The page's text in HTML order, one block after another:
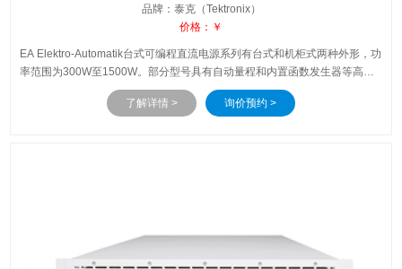
品牌：泰克（Tektronix）
价格：￥
EA Elektro-Automatik台式可编程直流电源系列有台式和机柜式两种外形，功
率范围为300W至1500W。部分型号具有自动量程和内置函数发生器等高级
功能。自动量程功能可在电压较低时自动调整为高电流，反之亦然，在各种
电压/电流水平下都能保持全输出功率。函数发生器可提供正弦波、三角波、
了解详情 > 询价预约 >